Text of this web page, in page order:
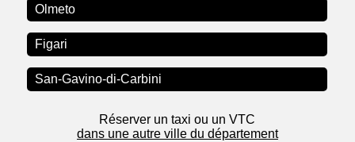
Olmeto
Figari
San-Gavino-di-Carbini
Réserver un taxi ou un VTC
dans une autre ville du département